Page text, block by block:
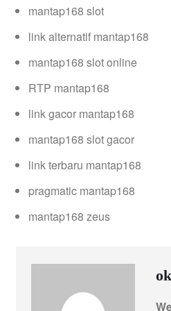
mantap168 slot
link alternatif mantap168
mantap168 slot online
RTP mantap168
link gacor mantap168
mantap168 slot gacor
link terbaru mantap168
pragmatic mantap168
mantap168 zeus